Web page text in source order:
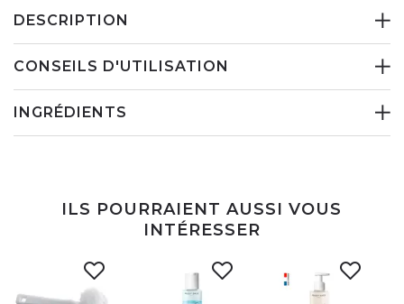
DESCRIPTION
CONSEILS D'UTILISATION
INGRÉDIENTS
ILS POURRAIENT AUSSI VOUS
INTÉRESSER